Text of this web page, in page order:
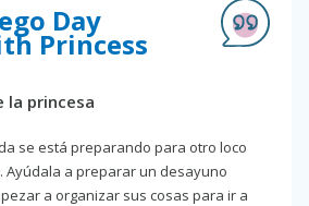
Day
Princess
la princesa
se está preparando para otro loco
Ayúdala a preparar un desayuno
a organizar sus cosas para ir a